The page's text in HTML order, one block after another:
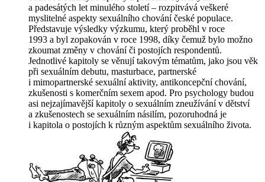
a padesátých let minulého století – rozpitvává veškeré
myslitelné aspekty sexuálního chování české populace.
Představuje výsledky výzkumu, který proběhl v roce
1993 a byl zopakován v roce 1998, díky čemuž bylo možno
zkoumat změny v chování či postojích respondentů.
Jednotlivé kapitoly se věnují takovým tématům, jako jsou věk
při sexuálním debutu, masturbace, partnerské
i mimopartnerské sexuální aktivity, antikoncepční chování,
zkušenosti s komerčním sexem apod. Pro psychology budou
asi nejzajímavější kapitoly o sexuálním zneužívání v dětství
a zkušenostech se sexuálním násilím, pozoruhodná je
i kapitola o postojích k různým aspektům sexuálního života.